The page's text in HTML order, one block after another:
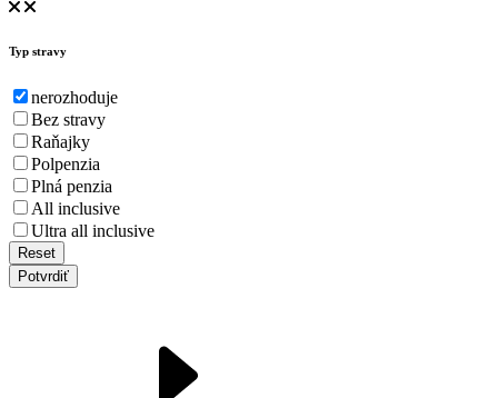
Typ stravy
nerozhoduje
Bez stravy
Raňajky
Polpenzia
Plná penzia
All inclusive
Ultra all inclusive
Reset
Potvrdiť